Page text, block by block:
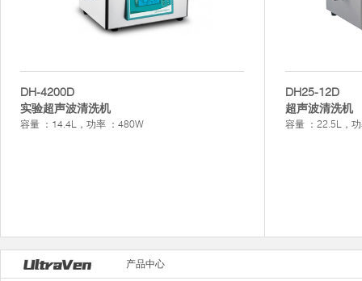
DH-4200D
实验超声波清洗机
容量 ：14.4L，功率 ：480W
DH25-12D
超声波清洗机
容量 ：22.5L，
产品中心